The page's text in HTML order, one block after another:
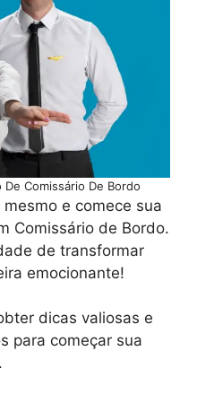
Comissário De Bordo
e comece sua
Comissário de Bordo.
de transformar
emocionante!
dicas valiosas e
para começar sua